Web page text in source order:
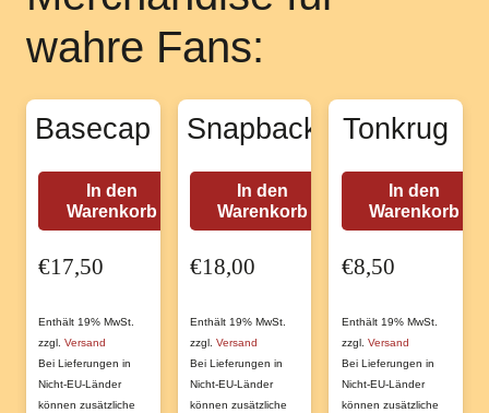
wahre Fans:
Basecap
In den
Warenkorb
€17,50
Enthält 19% MwSt.
zzgl.Versand
Bei Lieferungen in
Nicht-EU-Länder
können zusätzliche
Snapback
In den
Warenkorb
€18,00
Enthält 19% MwSt.
zzgl. Versand
Bei Lieferungen in
Nicht-EU-Länder
können zusätzliche
Tonkrug
In den
Warenkorb
€8,50
Enthält 19% MwSt.
zzgl. Versand
Bei Lieferungen in
Nicht-EU-Länder
können zusätzliche